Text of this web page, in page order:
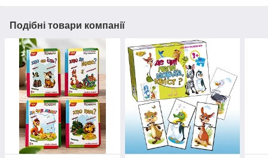
Подібні товари компанії